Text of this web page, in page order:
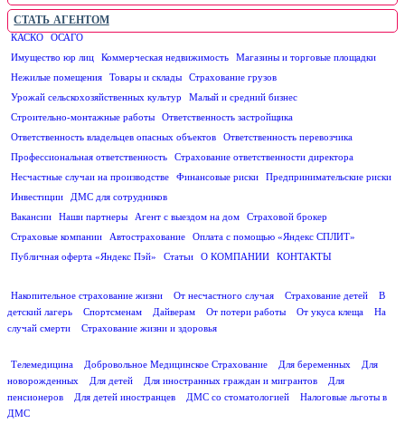
СТАТЬ АГЕНТОМ
КАСКО ОСАГО
Имущество юр лиц
Коммерческая недвижимость
Магазины и торговые площадки
Нежилые помещения
Товары и склады
Страхование грузов
Урожай сельскохозяйственных культур
Малый и средний бизнес
Строительно-монтажные работы
Ответственность застройщика
Ответственность владельцев опасных объектов
Ответственность перевозчика
Профессиональная ответственность
Страхование ответственности директора
Несчастные случаи на производстве
Финансовые риски
Предпринимательские риски
Инвестиции
ДМС для сотрудников
Вакансии
Наши партнеры Агент с выездом на дом
Страховой брокер
Страховые компании
Автострахование
Оплата с помощью «Яндекс СПЛИТ»
Публичная оферта «Яндекс Пэй»
Статьи О КОМПАНИИ
КОНТАКТЫ
Накопительное страхование жизни
От несчастного случая Страхование детей
В
детский лагерь
Спортсменам Дайверам От потери работы От укуса клеща
На
случай смерти
Страхование жизни и здоровья
Телемедицина
Добровольное Медицинское Страхование Для беременных
Для
новорожденных
Для детей Для иностранных граждан и мигрантов
Для
пенсионеров
Для детей иностранцев ДМС со стоматологией
Налоговые льготы в
ДМС